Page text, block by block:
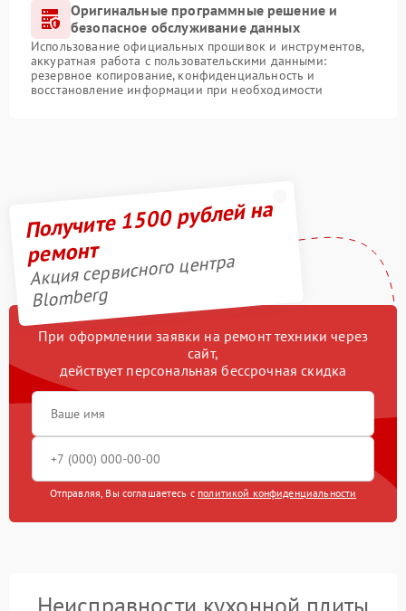
Оригинальные программные решение и
безопасное обслуживание данных
Использование официальных прошивок и инструментов,
аккуратная работа с пользовательскими данными:
резервное копирование, конфиденциальность и
восстановление информации при необходимости
Получите 1500 рублей на
ремонт
Акция сервисного центра
Blomberg
При оформлении заявки на ремонт техники через
сайт,
действует персональная бессрочная скидка
Отправляя, Вы соглашаетесь с политикой конфиденциальности